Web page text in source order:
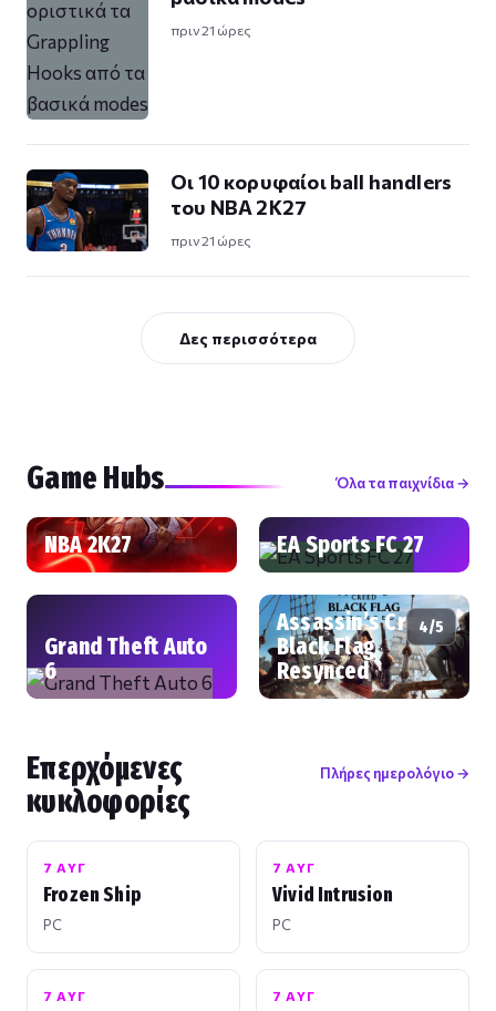
πριν 21 ώρες
Οι 10 κορυφαίοι ball handlers
του NBA 2K27
πριν 21 ώρες
Δες περισσότερα
Game Hubs Όλα τα παιχνίδια →
NBA 2K27 EA Sports FC 27
Grand Theft Auto
6
Assassin’s Creed
Black Flag
Resynced
4/5
Επερχόμενες
κυκλοφορίες
Πλήρες ημερολόγιο →
7 ΑΥΓ
Frozen Ship
PC
7 ΑΥΓ
Vivid Intrusion
PC
7 ΑΥΓ 7 ΑΥΓ